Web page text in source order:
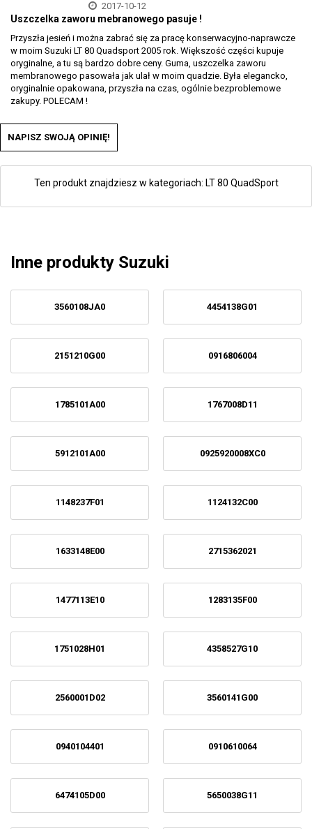
2017-10-12
Uszczelka zaworu mebranowego pasuje !
Przyszła jesień i można zabrać się za pracę konserwacyjno-naprawcze
w moim Suzuki LT 80 Quadsport 2005 rok. Większość części kupuje
oryginalne, a tu są bardzo dobre ceny. Guma, uszczelka zaworu
membranowego pasowała jak ulał w moim quadzie. Była elegancko,
oryginalnie opakowana, przyszła na czas, ogólnie bezproblemowe
zakupy. POLECAM !
NAPISZ SWOJĄ OPINIĘ!
Ten produkt znajdziesz w kategoriach: LT 80 QuadSport
Inne produkty Suzuki
3560108JA0 4454138G01
2151210G00 0916806004
1785101A00 1767008D11
5912101A00 0925920008XC0
1148237F01 1124132C00
1633148E00 2715362021
1477113E10 1283135F00
1751028H01 4358527G10
2560001D02 3560141G00
0940104401 0910610064
6474105D00 5650038G11